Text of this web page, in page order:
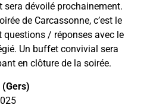
sera dévoilé prochainement.
de Carcassonne, c’est le
questions / réponses avec le
Un buffet convivial sera
en clôture de la soirée.